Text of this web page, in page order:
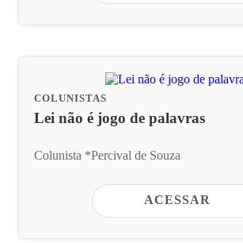
COLUNISTAS
Lei não é jogo de palavras
Colunista *Percival de Souza
ACESSAR